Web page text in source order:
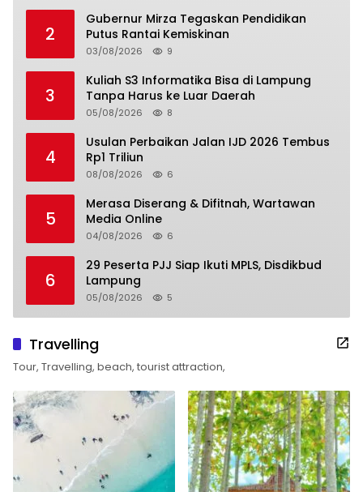
2
Gubernur Mirza Tegaskan Pendidikan
Putus Rantai Kemiskinan
03/08/2026 9
3
Kuliah S3 Informatika Bisa di Lampung
Tanpa Harus ke Luar Daerah
05/08/2026 8
4
Usulan Perbaikan Jalan IJD 2026 Tembus
Rp1 Triliun
08/08/2026 6
5
Merasa Diserang & Difitnah, Wartawan
Media Online
04/08/2026 6
6
29 Peserta PJJ Siap Ikuti MPLS, Disdikbud
Lampung
05/08/2026 5
Travelling
Tour, Travelling, beach, tourist attraction,